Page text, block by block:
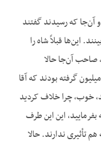
آن‌جا که رسیدند گفتند
این‌ها قبلاً شاه را
صاحب آن‌جا حالا
گرفته بودند که آقا
خوب، چرا خلاف کردید
این این طرف
ندارند. حالا